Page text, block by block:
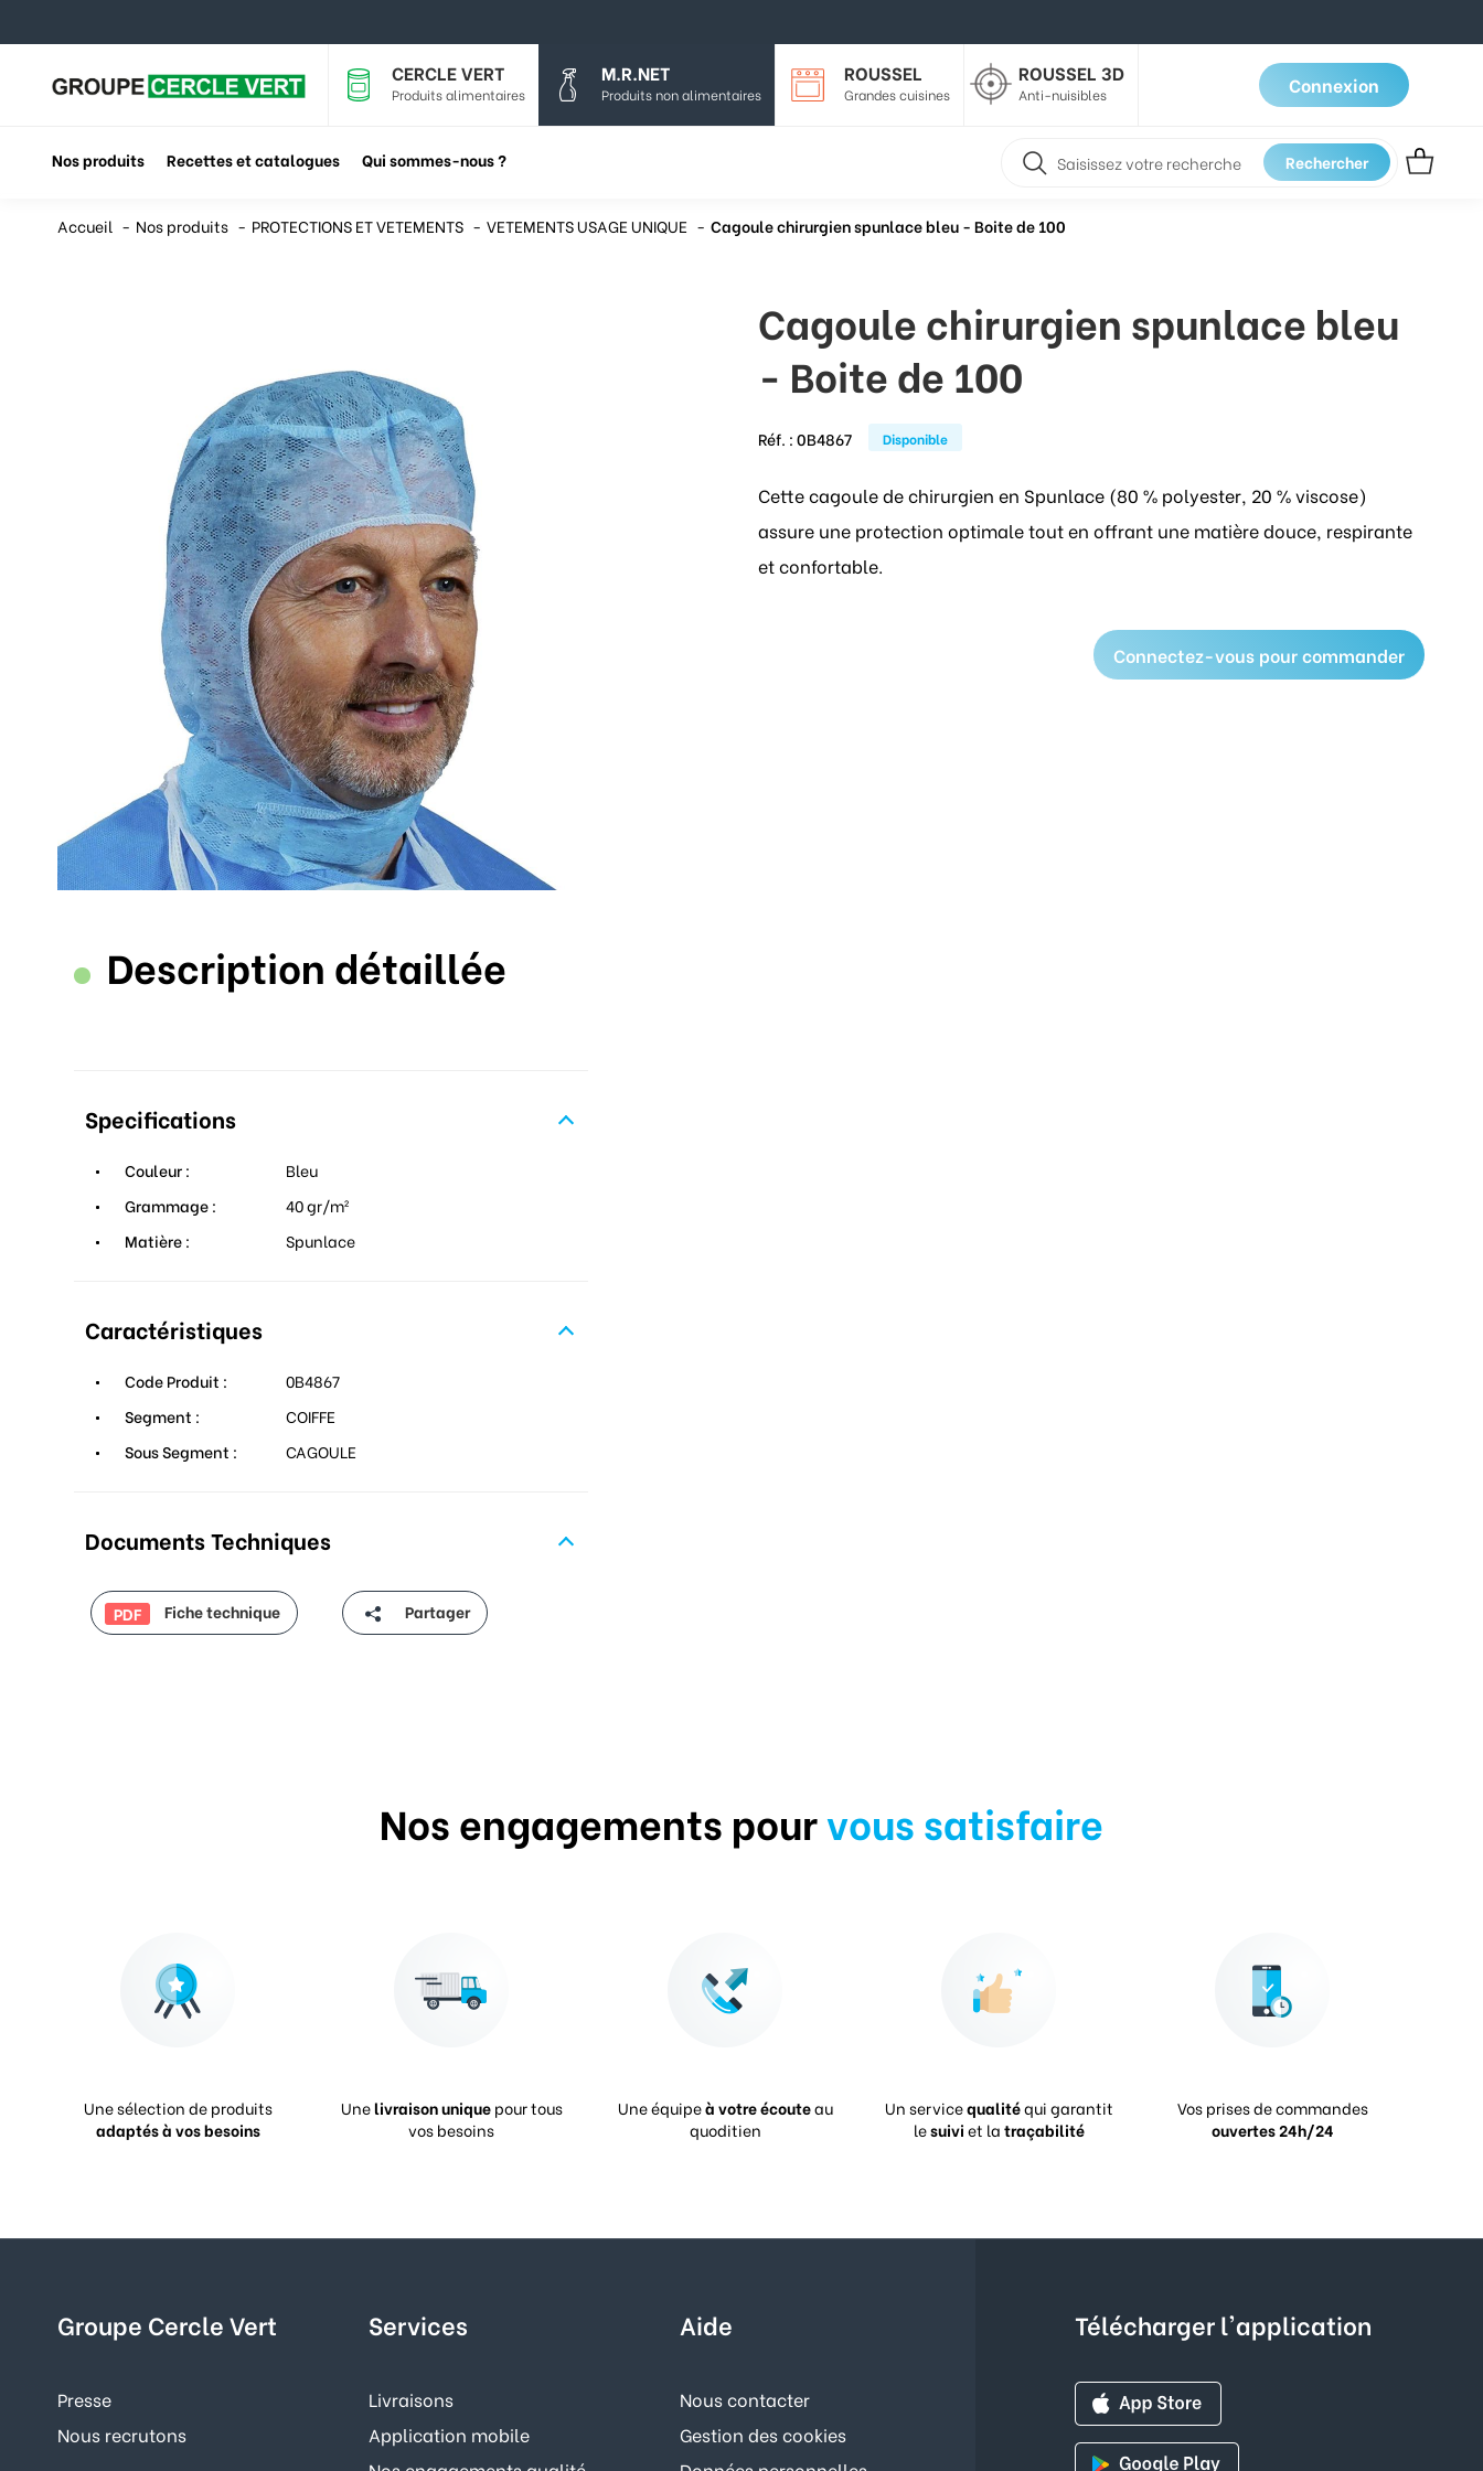
CERCLE VERT
Produits alimentaires
M.R.NET
Produits non alimentaires
ROUSSEL
Grandes cuisines
ROUSSEL 3D
Anti-nuisibles Connexion
Nos produits Recettes et catalogues Qui sommes-nous ? Rechercher
Accueil Nos produits PROTECTIONS ET VETEMENTS VETEMENTS USAGE UNIQUE Cagoule chirurgien spunlace bleu - Boite de 100
Description détaillée
Specifications
Couleur :
Bleu
Grammage :
40 gr/m²
Matière :
Spunlace
Caractéristiques
Code Produit :
0B4867
Segment :
COIFFE
Sous Segment :
CAGOULE
Documents Techniques
PDF Fiche technique Partager
Cagoule chirurgien spunlace bleu
- Boite de 100
Réf. :0B4867 Disponible
Cette cagoule de chirurgien en Spunlace (80 % polyester, 20 % viscose)
assure une protection optimale tout en offrant une matière douce, respirante
et confortable.
Connectez-vous pour commander
Nos engagements pourvous satisfaire
Une sélection de produits
adaptés à vos besoins
Unelivraison uniquepour tous
vos besoins
Une équipeà votre écouteau
quoditien
Un servicequalitéqui garantit
lesuiviet latraçabilité
Vos prises de commandes
ouvertes 24h/24
Groupe Cercle Vert
Presse
Nous recrutons
Services
Livraisons
Application mobile
Aide
Nous contacter
Gestion des cookies
Télécharger l'application